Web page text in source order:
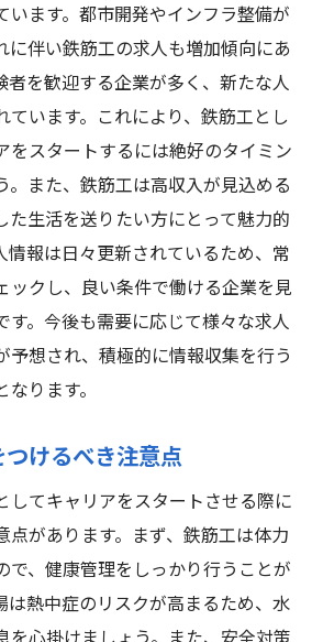
います。都市開発やインフラ整備が
に伴い鉄筋工の求人も増加傾向にあ
者を歓迎する企業が多く、新たな人
ています。これにより、鉄筋工とし
をスタートするには絶好のタイミン
。また、鉄筋工は高収入が見込める
た生活を送りたい方にとって魅力的
情報は日々更新されているため、常
ックし、良い条件で働ける企業を見
す。今後も需要に応じて様々な求人
予想され、積極的に情報収集を行う
ります。
けるべき注意点
してキャリアをスタートさせる際に
点があります。まず、鉄筋工は体力
で、健康管理をしっかり行うことが
は熱中症のリスクが高まるため、水